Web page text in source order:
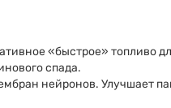
«быстрое» топливо
спада.
нейронов. Улучшает